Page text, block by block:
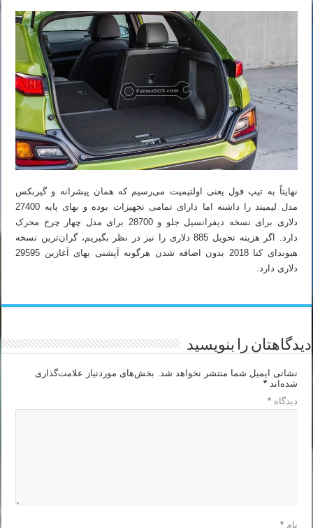
نهایتاً به تیپ فول یعنی اولتیمیت می‌رسیم که همان پیشرانه و گیربکس
مدل لیمیتد را داشته اما دارای تمامی تجهیزات بوده و بهای پایه 27400
دلاری برای نسخه دیفرانسیل جلو و 28700 برای مدل چهار چرخ محرک
دارد. اگر هزینه تحویل 885 دلاری را نیز در نظر بگیریم، گران‌ترین نسخه
هیوندای کنا 2018 بدون اضافه شدن هرگونه آپشنی بهای آغازین 29595
دلاری دارد.
دیدگاهتان را بنویسید
نشانی ایمیل شما منتشر نخواهد شد. بخش‌های موردنیاز علامت‌گذاری
شده‌اند*
دیدگاه*
نام*